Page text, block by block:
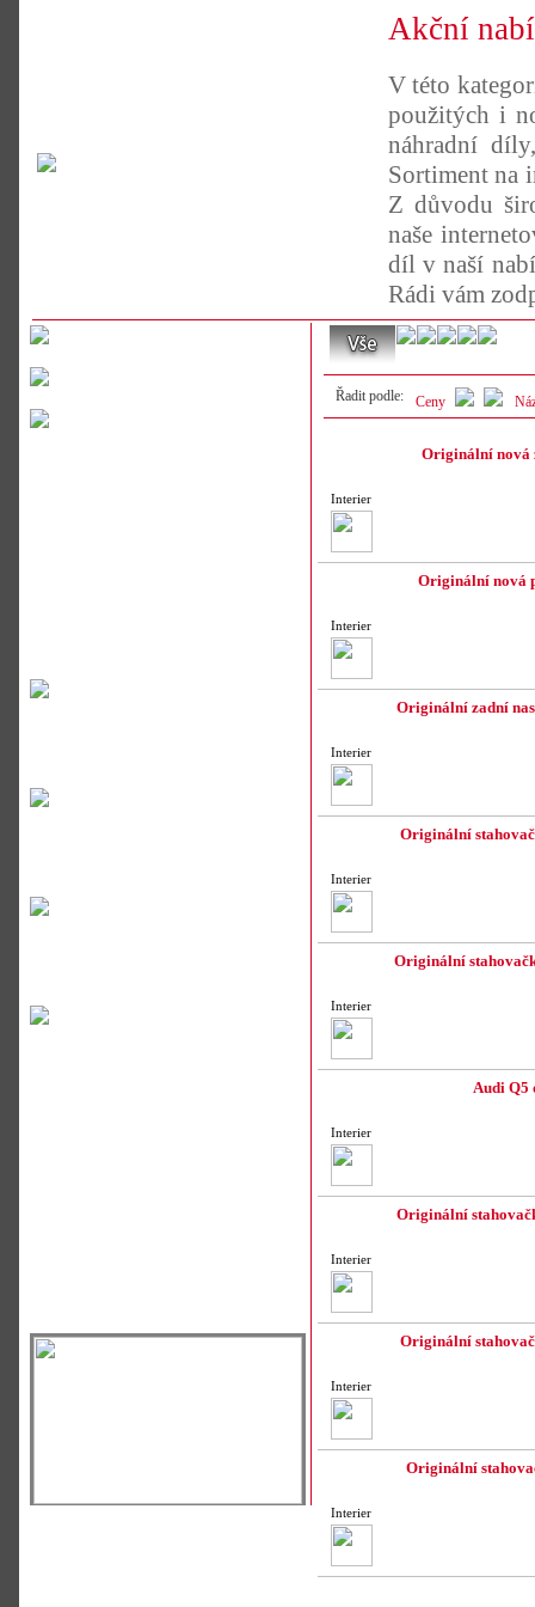
Akční
V této
použitých i
náhradní
Sortiment na
Z důvodu
naše
díl v naší
Rádi vám
Řadit podle: Ceny
Originální nová
Interier
Originální nová
Interier
Originální zadní
Interier
Originální
Interier
Originální
Interier
Audi Q5
Interier
Originální
Interier
Originální
Interier
Originální
Interier